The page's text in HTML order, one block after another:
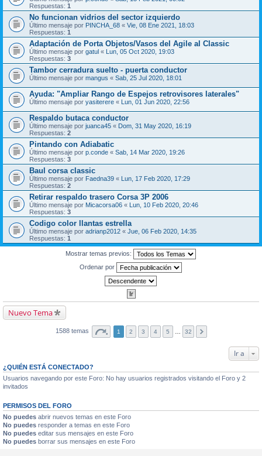
Respuestas: 1
No funcionan vidrios del sector izquierdo
Último mensaje por PINCHA_68 « Vie, 08 Ene 2021, 18:03
Respuestas: 1
Adaptación de Porta Objetos/Vasos del Agile al Classic
Último mensaje por gatul « Lun, 05 Oct 2020, 19:03
Respuestas: 3
Tambor cerradura suelto - puerta conductor
Último mensaje por mangus « Sab, 25 Jul 2020, 18:01
Ayuda: "Ampliar Rango de Espejos retrovisores laterales"
Último mensaje por yasiterere « Lun, 01 Jun 2020, 22:56
Respaldo butaca conductor
Último mensaje por juanca45 « Dom, 31 May 2020, 16:19
Respuestas: 2
Pintando con Adiabatic
Último mensaje por p.conde « Sab, 14 Mar 2020, 19:26
Respuestas: 3
Baul corsa classic
Último mensaje por Faedna39 « Lun, 17 Feb 2020, 17:29
Respuestas: 2
Retirar respaldo trasero Corsa 3P 2006
Último mensaje por Micacorsa06 « Lun, 10 Feb 2020, 20:46
Respuestas: 3
Codigo color llantas estrella
Último mensaje por adrianp2012 « Jue, 06 Feb 2020, 14:35
Respuestas: 1
Mostrar temas previos:
Ordenar por
Nuevo Tema
1588 temas 1 2 3 4 5 32
Ir a
¿QUIÉN ESTÁ CONECTADO?
Usuarios navegando por este Foro: No hay usuarios registrados visitando el Foro y 2
invitados
PERMISOS DEL FORO
No puedes abrir nuevos temas en este Foro
No puedes responder a temas en este Foro
No puedes editar sus mensajes en este Foro
No puedes borrar sus mensajes en este Foro